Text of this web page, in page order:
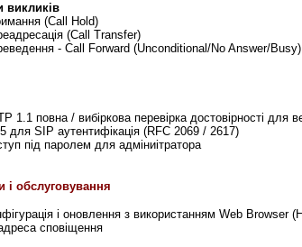
викликів
(Call Hold)
(Call Transfer)
- Call Forward (Unconditional/No Answer/Busy)
1.1 повна / вибіркова перевірка достовірності для
для SIP аутентифікація (RFC 2069 / 2617)
під паролем для адміниітратора
і обслуговування
і оновлення з використанням Web Browser
сповіщення